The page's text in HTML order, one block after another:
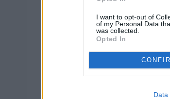
I want to opt-out of
of my Personal Data
was collected.
Opted In
Data